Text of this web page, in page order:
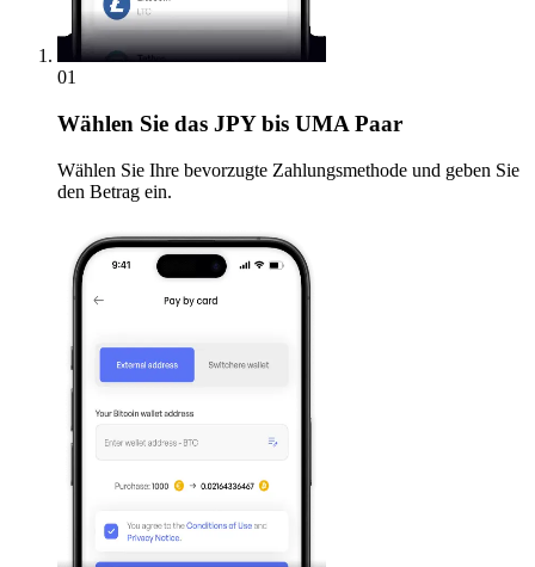
01
Wählen Sie das JPY bis UMA Paar
Wählen Sie Ihre bevorzugte Zahlungsmethode und geben Sie
den Betrag ein.